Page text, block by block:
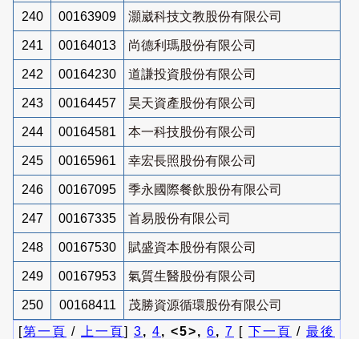
240 00163909 灝崴科技文教股份有限公司
241 00164013 尚德利瑪股份有限公司
242 00164230 道謙投資股份有限公司
243 00164457 昊天資產股份有限公司
244 00164581 本一科技股份有限公司
245 00165961 幸宏長照股份有限公司
246 00167095 季永國際餐飲股份有限公司
247 00167335 首易股份有限公司
248 00167530 賦盛資本股份有限公司
249 00167953 氣質生醫股份有限公司
250 00168411
茂勝資源循環股份有限公司
[第一頁 / 上一頁] 3, 4, <5>, 6, 7 [ 下一頁 / 最後